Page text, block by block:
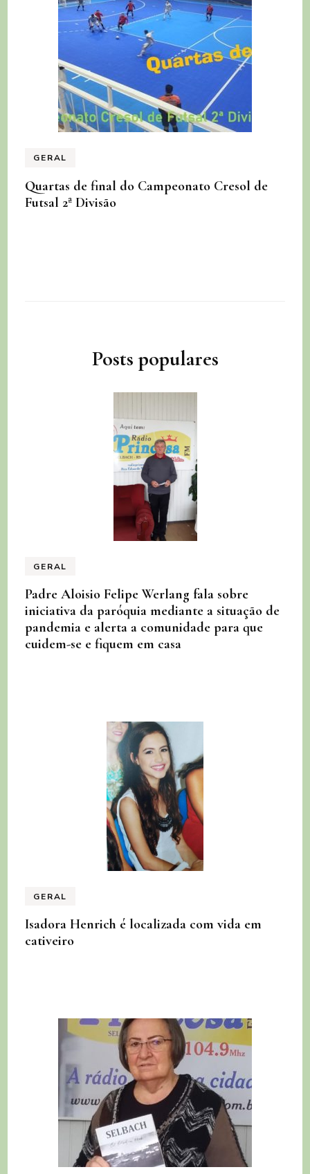
GERAL
Quartas de final do Campeonato Cresol de
Futsal 2ª Divisão
Posts populares
GERAL
Padre Aloisio Felipe Werlang fala sobre
iniciativa da paróquia mediante a situação de
pandemia e alerta a comunidade para que
cuidem-se e fiquem em casa
GERAL
Isadora Henrich é localizada com vida em
cativeiro